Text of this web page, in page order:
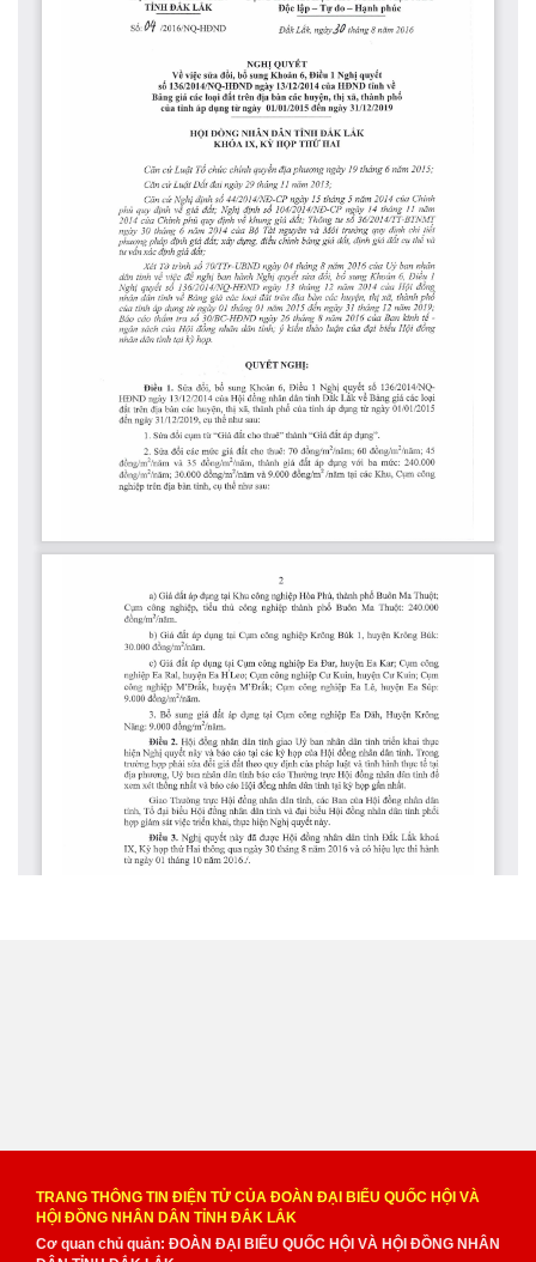
TRANG THÔNG TIN ĐIỆN TỬ CỦA ĐOÀN ĐẠI BIỂU QUỐC HỘI VÀ
HỘI ĐỒNG NHÂN DÂN TỈNH ĐẮK LẮK
Cơ quan chủ quản: ĐOÀN ĐẠI BIỂU QUỐC HỘI VÀ HỘI ĐỒNG NHÂN